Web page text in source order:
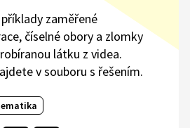
zaměřené
číselné obory a zlomky
látku z videa.
v souboru s řešením.​